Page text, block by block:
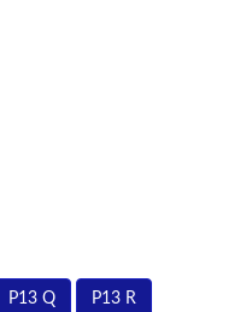
P13 Q P13 R